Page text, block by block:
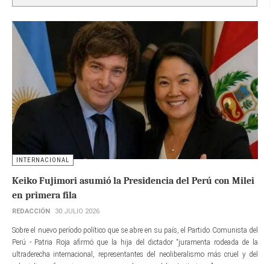
INTERNACIONAL
Keiko Fujimori asumió la Presidencia del Perú con Milei
en primera fila
REDACCIÓN 30 JULIO 2026
Sobre el nuevo período político que se abre en su país, el Partido Comunista del
Perú - Patria Roja afirmó que la hija del dictador “juramenta rodeada de la
ultraderecha internacional, representantes del neoliberalismo más cruel y del